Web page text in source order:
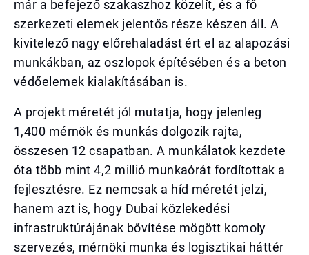
már a befejező szakaszhoz közelít, és a fő
szerkezeti elemek jelentős része készen áll. A
kivitelező nagy előrehaladást ért el az alapozási
munkákban, az oszlopok építésében és a beton
védőelemek kialakításában is.
A projekt méretét jól mutatja, hogy jelenleg
1,400 mérnök és munkás dolgozik rajta,
összesen 12 csapatban. A munkálatok kezdete
óta több mint 4,2 millió munkaórát fordítottak a
fejlesztésre. Ez nemcsak a híd méretét jelzi,
hanem azt is, hogy Dubai közlekedési
infrastruktúrájának bővítése mögött komoly
szervezés, mérnöki munka és logisztikai háttér